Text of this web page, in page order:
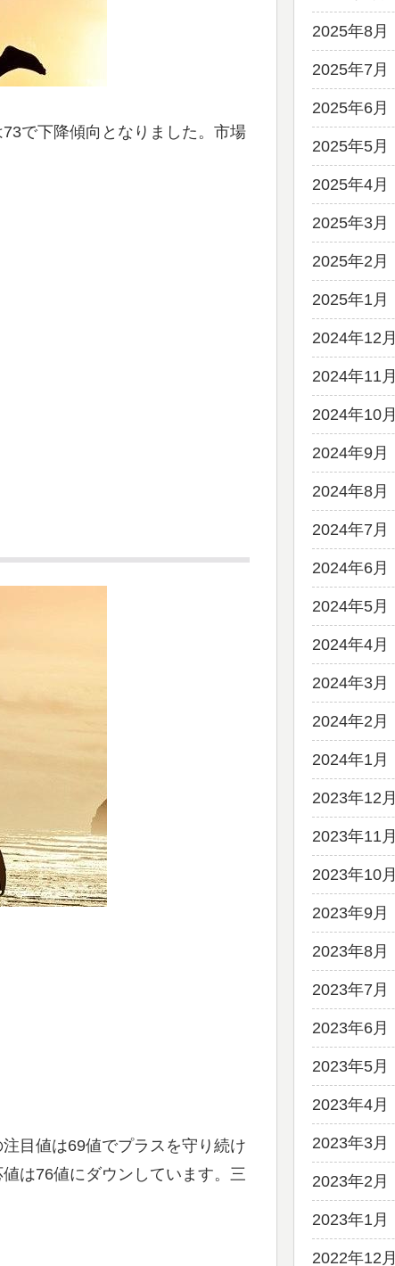
で下降傾向となりました。市場
目値は69値でプラスを守り続け
は76値にダウンしています。三
2025年8月
2025年7月
2025年6月
2025年5月
2025年4月
2025年3月
2025年2月
2025年1月
2024年12月
2024年11月
2024年10月
2024年9月
2024年8月
2024年7月
2024年6月
2024年5月
2024年4月
2024年3月
2024年2月
2024年1月
2023年12月
2023年11月
2023年10月
2023年9月
2023年8月
2023年7月
2023年6月
2023年5月
2023年4月
2023年3月
2023年2月
2023年1月
2022年12月